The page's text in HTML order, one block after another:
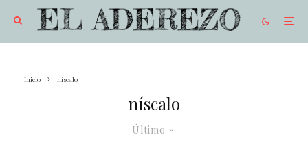
Inicio níscalo
níscalo
Último